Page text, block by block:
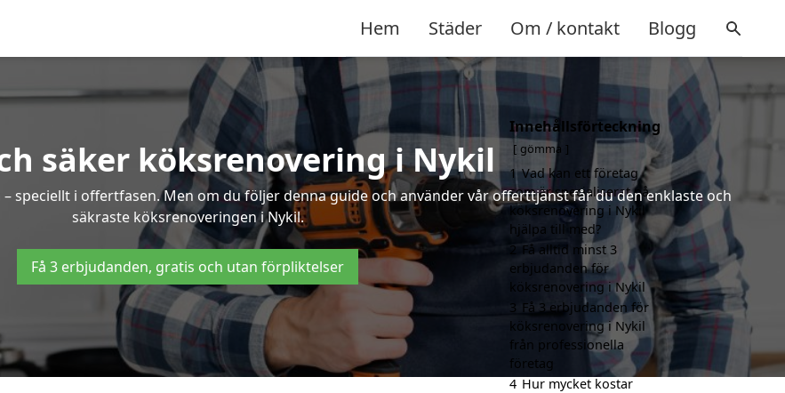
Hem Städer Om / kontakt Blogg
säker köksrenovering i Nykil
speciellt i offertfasen. Men om du följer denna guide och använder vår offerttjänst får du den enklaste och
säkraste köksrenoveringen i Nykil.
Få 3 erbjudanden, gratis och utan förpliktelser
Innehållsförteckning
gömma
1 Vad kan ett företag
som är specialiserat på
köksrenovering i Nykil
hjälpa till med?
2 Få alltid minst 3
erbjudanden för
köksrenovering i Nykil
3 Få 3 erbjudanden för
köksrenovering i Nykil
från professionella
företag
4 Hur mycket kostar